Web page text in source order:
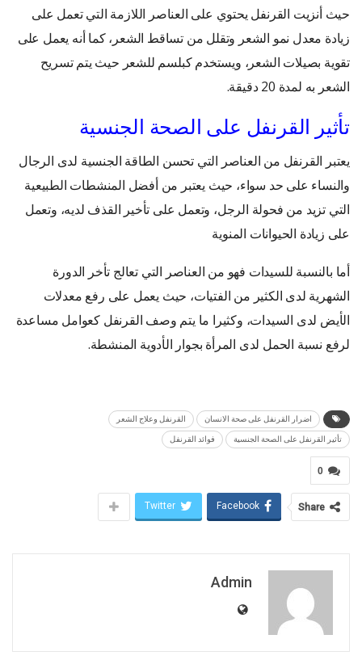
حيث أنزيت القرنفل يحتوي على العناصر اللازمة التي تعمل على
زيادة معدل نمو الشعر وتقلل من تساقط الشعر، كما أنه يعمل على
تقوية بصيلات الشعر، ويستخدم كبلسم للشعر حيث يتم تسريح
الشعر به لمدة 20 دقيقة.
تأثير القرنفل على الصحة الجنسية
يعتبر القرنفل من العناصر التي تحسن الطاقة الجنسية لدى الرجال
والنساء على حد سواء، حيث يعتبر من أفضل المنشطات الطبيعية
التي تزيد من فحولة الرجل، وتعمل على تأخير القذف لديه، وتعمل
على زيادة الحيوانات المنوية
أما بالنسبة للسيدات فهو من العناصر التي تعالج تأخر الدورة
الشهرية لدى الكثير من الفتيات، حيث يعمل على رفع معدلات
الأيض لدى السيدات، وكثيرا ما يتم وصف القرنفل كعوامل مساعدة
لرفع نسبة الحمل لدى المرأة بجوار الأدوية المنشطة.
اضرار القرنفل على صحة الانسان القرنفل وعلاج الشعر
تأثير القرنفل على الصحة الجنسية فوائد القرنفل
0
Share
Facebook
Twitter
Admin